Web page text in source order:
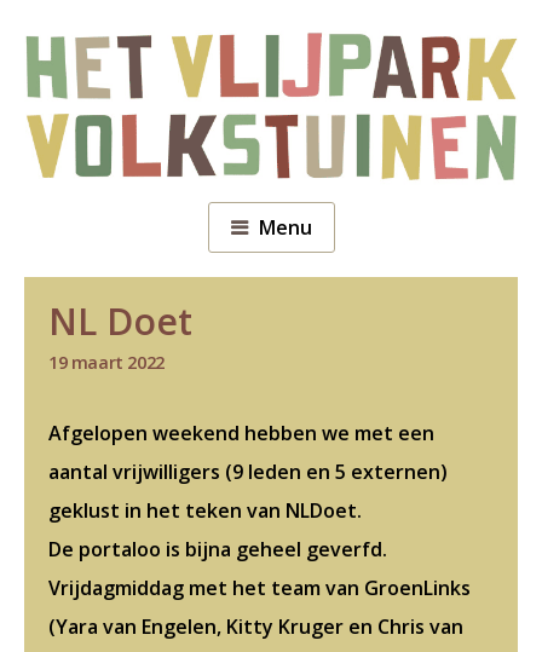
Menu
NL Doet
19 maart 2022
Afgelopen weekend hebben we met een
aantal vrijwilligers (9 leden en 5 externen)
geklust in het teken van NLDoet.
De portaloo is bijna geheel geverfd.
Vrijdagmiddag met het team van GroenLinks
(Yara van Engelen, Kitty Kruger en Chris van